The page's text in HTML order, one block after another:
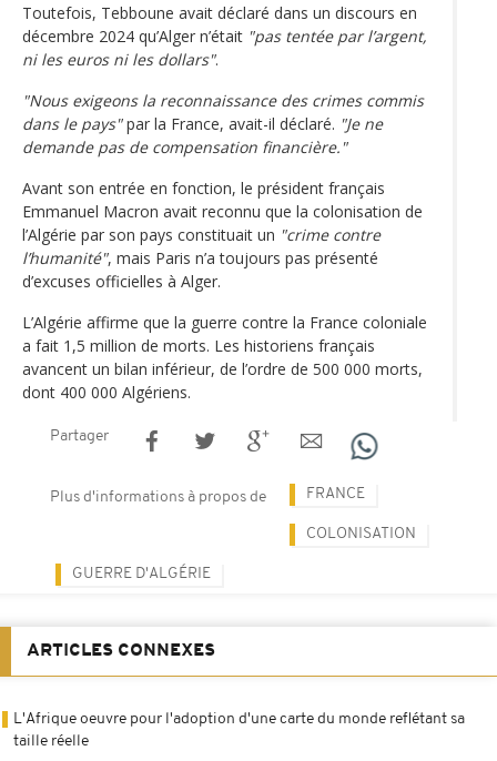
Toutefois, Tebboune avait déclaré dans un discours en
décembre 2024 qu’Alger n’était "pas tentée par l’argent,
ni les euros ni les dollars".
"Nous exigeons la reconnaissance des crimes commis
dans le pays"par la France, avait-il déclaré. "Je ne
demande pas de compensation financière."
Avant son entrée en fonction, le président français
Emmanuel Macron avait reconnu que la colonisation de
l’Algérie par son pays constituait un "crime contre
l’humanité", mais Paris n’a toujours pas présenté
d’excuses officielles à Alger.
L’Algérie affirme que la guerre contre la France coloniale
a fait 1,5 million de morts. Les historiens français
avancent un bilan inférieur, de l’ordre de 500 000 morts,
dont 400 000 Algériens.
Partager
Plus d'informations à propos de FRANCE
COLONISATION
GUERRE D'ALGÉRIE
ARTICLES CONNEXES
L'Afrique oeuvre pour l'adoption d'une carte du monde reflétant sa
taille réelle